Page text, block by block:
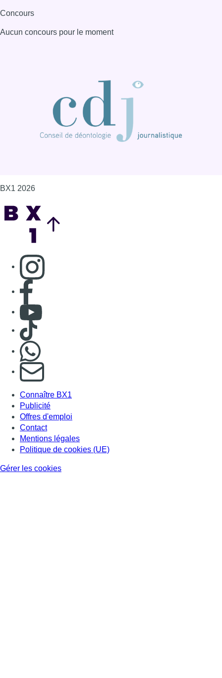
Concours
Aucun concours pour le moment
BX1 2026
Consulter page Instagram
Consulter page Facebook
Consulter Youtube
Consulter TikTok
S'abonner à notre newsletter
Connaître BX1
Publicité
Offres d'emploi
Contact
Mentions légales
Politique de cookies (UE)
Gérer les cookies